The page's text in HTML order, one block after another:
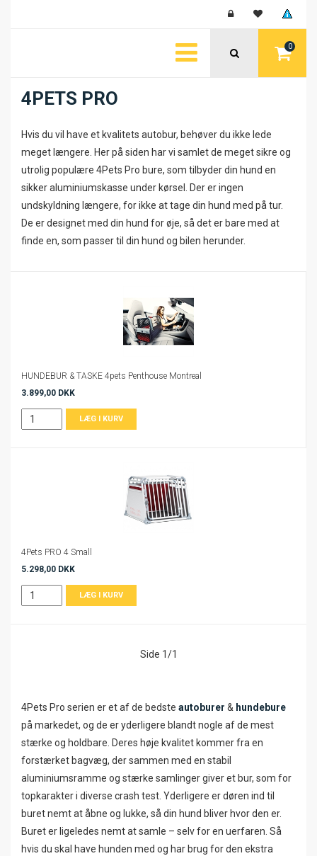
0
4PETS PRO
Hvis du vil have et kvalitets autobur, behøver du ikke lede
meget længere. Her på siden har vi samlet de meget sikre og
utrolig populære 4Pets Pro bure, som tilbyder din hund en
sikker aluminiumskasse under kørsel. Der er ingen
undskyldning længere, for ikke at tage din hund med på tur.
De er designet med din hund for øje, så det er bare med at
finde en, som passer til din hund og bilen herunder.
HUNDEBUR & TASKE 4pets Penthouse Montreal
3.899,00 DKK
4Pets PRO 4 Small
5.298,00 DKK
Side 1/1
4Pets Pro serien er et af de bedste autoburer & hundebure
på markedet, og de er yderligere blandt nogle af de mest
stærke og holdbare. Deres høje kvalitet kommer fra en
forstærket bagvæg, der sammen med en stabil
aluminiumsramme og stærke samlinger giver et bur, som for
topkarakter i diverse crash test. Yderligere er døren ind til
buret nemt at åbne og lukke, så din hund bliver hvor den er.
Buret er ligeledes nemt at samle – selv for en uerfaren. Så
hvis du skal have hunden med og har brug for den ekstra